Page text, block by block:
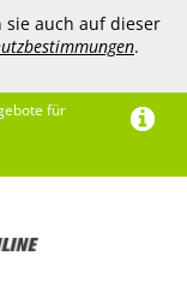
sie auch auf dieser
.
für